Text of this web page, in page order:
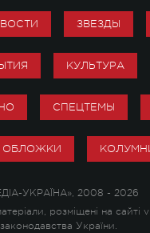
ЗВЕЗДЫ
КУЛЬТУРА
СПЕЦТЕМЫ
ОБЛОЖКИ
УКРАЇНА», 2008 - 2026
розміщені на сайті
України.